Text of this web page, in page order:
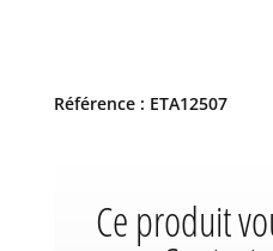
Référence : ETA12507
Ce produit